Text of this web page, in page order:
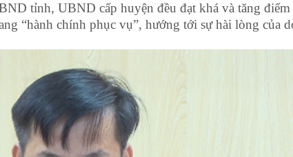
tỉnh, UBND cấp huyện đều đạt khá và tăng
“hành chính phục vụ”, hướng tới sự hài lòng của